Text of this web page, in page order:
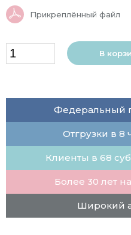
Прикреплённый файл
В
Федеральный
Отгрузки в 8
Клиенты в 68
Более 30 лет
Широкий